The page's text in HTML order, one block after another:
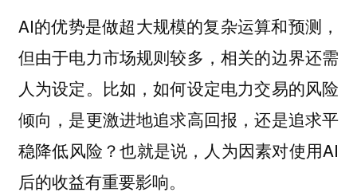
AI的优势是做超大规模的复杂运算和预测，
但由于电力市场规则较多，相关的边界还需
人为设定。比如，如何设定电力交易的风险
倾向，是更激进地追求高回报，还是追求平
稳降低风险？也就是说，人为因素对使用AI
后的收益有重要影响。